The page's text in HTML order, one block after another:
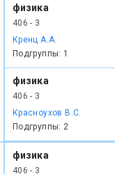
физика
406 - 3
Кренц А.А.
Подгруппы: 1
физика
406 - 3
Красноухов В.С.
Подгруппы: 2
физика
406 - 3